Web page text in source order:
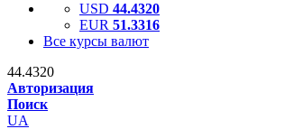
USD 44.4320
EUR 51.3316
Все курсы валют
44.4320
Авторизация
Поиск
UA